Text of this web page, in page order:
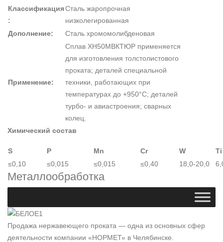
Классификация
:
Сталь жаропрочная
низколегированная
Дополнение:
Сталь хромомолибденовая
Применение:
Сплав ХН50МВКТЮР применяется
для изготовления толстолистового
проката; деталей специальной
техники, работающих при
температурах до +950°С; деталей
турбо- и авиастроения; сварных
колец.
Химический состав
S P Mn Cr W
Ti
≤0,10
≤0,015 ≤0,015 ≤0,40 18,0-20,0
Металлообработка
Продажа нержавеющего проката — одна из основных сфер
деятельности компании «НОРМЕТ» в Челябинске.